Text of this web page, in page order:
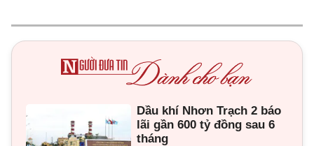
Dầu khí Nhơn Trạch 2 báo
lãi gần 600 tỷ đồng sau 6
tháng